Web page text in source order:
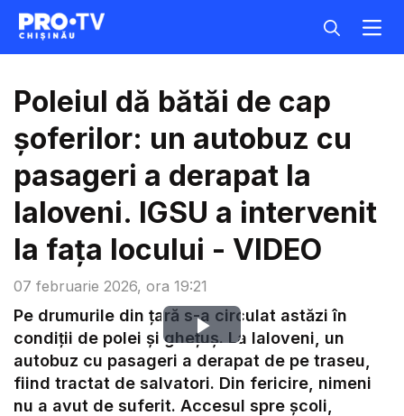
07 februarie 2026, ora 19:21
Poleiul dă bătăi de cap
șoferilor: un autobuz cu
pasageri a derapat la
Ialoveni. IGSU a intervenit
la fața locului - VIDEO
Play
Video
Pe drumurile din țară s-a circulat astăzi în
condiții de polei și ghețuș. La Ialoveni, un
autobuz cu pasageri a derapat de pe traseu,
fiind tractat de salvatori. Din fericire, nimeni
nu a avut de suferit. Accesul spre școli,